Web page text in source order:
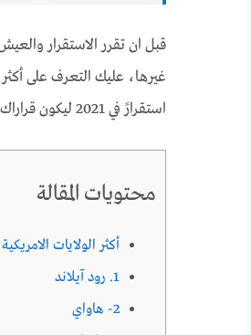
قبل ان تقرر الاستقرار
غيرها، عليك التعرف على أكثر
استقرارً في 2021 ليكون قراراك نهائياً.
محتويات المقالة
أكثر الولايات الامريكية
1. رود آيلاند
2- هاواي